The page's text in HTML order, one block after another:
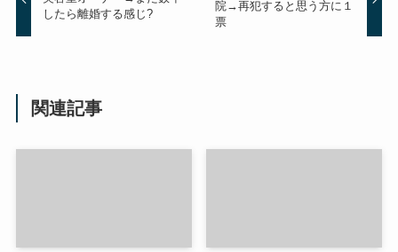
したら離婚する感じ?
院→再犯すると思う方に１
票
関連記事